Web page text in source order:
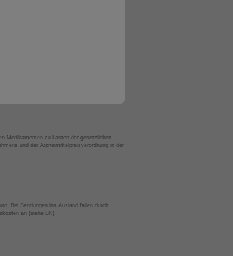
Medikamenten zu Lasten der gesetzlichen
und der Arzneimittelpreisverordnung in der
Bei Sendungen ins Ausland fallen durch
an (siehe BK).